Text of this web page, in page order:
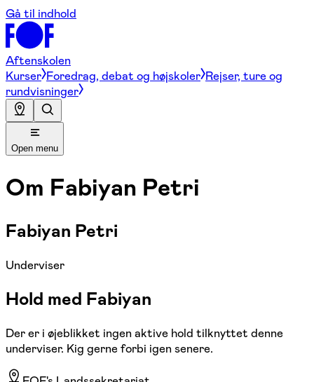
Gå til indhold
Aftenskolen
Kurser Foredrag, debat og højskoler Rejser, ture og
rundvisninger
Open menu
Om Fabiyan Petri
Fabiyan Petri
Underviser
Hold med Fabiyan
Der er i øjeblikket ingen aktive hold tilknyttet denne
underviser. Kig gerne forbi igen senere.